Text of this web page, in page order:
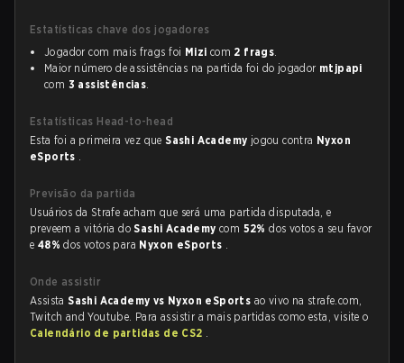
Estatísticas chave dos jogadores
Jogador com mais frags foi Mizi com 2 frags.
Maior número de assistências na partida foi do jogador mtjpapi
com 3 assistências.
Estatísticas Head-to-head
Esta foi a primeira vez queSashi Academy jogou contra Nyxon
eSports .
Previsão da partida
Usuários da Strafe acham que será uma partida disputada, e
preveem a vitória doSashi Academycom 52%dos votos a seu favor
e 48%dos votos para Nyxon eSports .
Onde assistir
AssistaSashi Academy vs Nyxon eSports ao vivo na strafe.com,
Twitch and Youtube. Para assistir a mais partidas como esta, visite o
Calendário de partidas de CS2 .